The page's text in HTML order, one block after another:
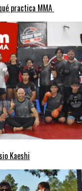
practica MMA
Kaeshi